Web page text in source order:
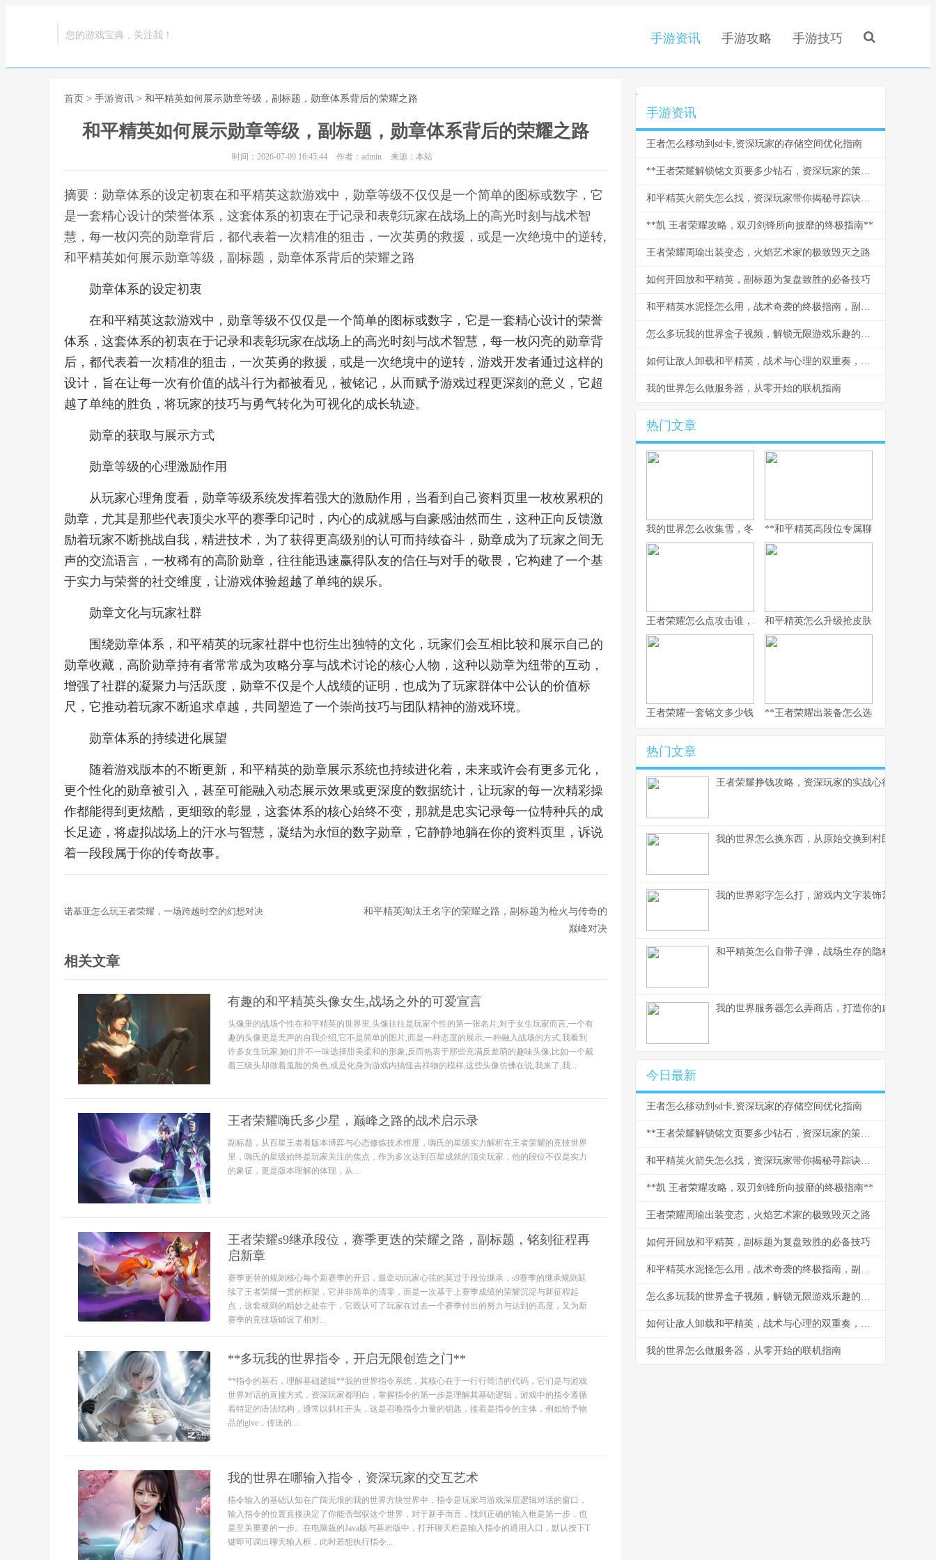
您的游戏宝典，关注我！ 手游资讯 手游攻略 手游技巧
首页 > 手游资讯 > 和平精英如何展示勋章等级，副标题，勋章体系背后的荣耀之路
和平精英如何展示勋章等级，副标题，勋章体系背后的荣耀之路
时间：2026-07-09 16:45:44 作者：admin 来源：本站
摘要：勋章体系的设定初衷在和平精英这款游戏中，勋章等级不仅仅是一个简单的图标或数字，它
是一套精心设计的荣誉体系，这套体系的初衷在于记录和表彰玩家在战场上的高光时刻与战术智
慧，每一枚闪亮的勋章背后，都代表着一次精准的狙击，一次英勇的救援，或是一次绝境中的逆转,
和平精英如何展示勋章等级，副标题，勋章体系背后的荣耀之路
勋章体系的设定初衷
在和平精英这款游戏中，勋章等级不仅仅是一个简单的图标或数字，它是一套精心设计的荣誉
体系，这套体系的初衷在于记录和表彰玩家在战场上的高光时刻与战术智慧，每一枚闪亮的勋章背
后，都代表着一次精准的狙击，一次英勇的救援，或是一次绝境中的逆转，游戏开发者通过这样的
设计，旨在让每一次有价值的战斗行为都被看见，被铭记，从而赋予游戏过程更深刻的意义，它超
越了单纯的胜负，将玩家的技巧与勇气转化为可视化的成长轨迹。
勋章的获取与展示方式
勋章等级的心理激励作用
从玩家心理角度看，勋章等级系统发挥着强大的激励作用，当看到自己资料页里一枚枚累积的
勋章，尤其是那些代表顶尖水平的赛季印记时，内心的成就感与自豪感油然而生，这种正向反馈激
励着玩家不断挑战自我，精进技术，为了获得更高级别的认可而持续奋斗，勋章成为了玩家之间无
声的交流语言，一枚稀有的高阶勋章，往往能迅速赢得队友的信任与对手的敬畏，它构建了一个基
于实力与荣誉的社交维度，让游戏体验超越了单纯的娱乐。
勋章文化与玩家社群
围绕勋章体系，和平精英的玩家社群中也衍生出独特的文化，玩家们会互相比较和展示自己的
勋章收藏，高阶勋章持有者常常成为攻略分享与战术讨论的核心人物，这种以勋章为纽带的互动，
增强了社群的凝聚力与活跃度，勋章不仅是个人战绩的证明，也成为了玩家群体中公认的价值标
尺，它推动着玩家不断追求卓越，共同塑造了一个崇尚技巧与团队精神的游戏环境。
勋章体系的持续进化展望
随着游戏版本的不断更新，和平精英的勋章展示系统也持续进化着，未来或许会有更多元化，
更个性化的勋章被引入，甚至可能融入动态展示效果或更深度的数据统计，让玩家的每一次精彩操
作都能得到更炫酷，更细致的彰显，这套体系的核心始终不变，那就是忠实记录每一位特种兵的成
长足迹，将虚拟战场上的汗水与智慧，凝结为永恒的数字勋章，它静静地躺在你的资料页里，诉说
着一段段属于你的传奇故事。
诺基亚怎么玩王者荣耀，一场跨越时空的幻想对决
和平精英淘汰王名字的荣耀之路，副标题为枪火与传奇的
巅峰对决
相关文章
有趣的和平精英头像女生,战场之外的可爱宣言
头像里的战场个性在和平精英的世界里,头像往往是玩家个性的第一张名片,对于女生玩家而言,一个有
趣的头像更是无声的自我介绍,它不是简单的图片,而是一种态度的展示,一种融入战场的方式,我看到
许多女生玩家,她们并不一味选择甜美柔和的形象,反而热衷于那些充满反差萌的趣味头像,比如一个戴
着三级头却做着鬼脸的角色,或是化身为游戏内搞怪吉祥物的模样,这些头像仿佛在说,我来了,我...
王者荣耀嗨氏多少星，巅峰之路的战术启示录
副标题，从百星王者看版本博弈与心态修炼技术维度，嗨氏的星级实力解析在王者荣耀的竞技世界
里，嗨氏的星级始终是玩家关注的焦点，作为多次达到百星成就的顶尖玩家，他的段位不仅是实力
的象征，更是版本理解的体现，从...
王者荣耀s9继承段位，赛季更迭的荣耀之路，副标题，铭刻征程再
启新章
赛季更替的规则核心每个新赛季的开启，最牵动玩家心弦的莫过于段位继承，s9赛季的继承规则延
续了王者荣耀一贯的框架，它并非简单的清零，而是一次基于上赛季成绩的荣耀沉淀与新征程起
点，这套规则的精妙之处在于，它既认可了玩家在过去一个赛季付出的努力与达到的高度，又为新
赛季的竞技场铺设了相对...
**多玩我的世界指令，开启无限创造之门**
**指令的基石，理解基础逻辑**我的世界指令系统，其核心在于一行行简洁的代码，它们是与游戏
世界对话的直接方式，资深玩家都明白，掌握指令的第一步是理解其基础逻辑，游戏中的指令遵循
着特定的语法结构，通常以斜杠开头，这是召唤指令力量的钥匙，接着是指令的主体，例如给予物
品的give，传送的...
我的世界在哪输入指令，资深玩家的交互艺术
指令输入的基础认知在广阔无垠的我的世界方块世界中，指令是玩家与游戏深层逻辑对话的窗口，
输入指令的位置直接决定了你能否驾驭这个世界，对于新手而言，找到正确的输入框是第一步，也
是至关重要的一步。在电脑版的Java版与基岩版中，打开聊天栏是输入指令的通用入口，默认按下T
键即可调出聊天输入框，此时若想执行指令...
.
手游资讯
王者怎么移动到sd卡,资深玩家的存储空间优化指南
**王者荣耀解锁铭文页要多少钻石，资深玩家的策略与情怀**
和平精英火箭失怎么找，资深玩家带你揭秘寻踪诀窍副标题
**凯 王者荣耀攻略，双刃剑锋所向披靡的终极指南**
王者荣耀周瑜出装变态，火焰艺术家的极致毁灭之路
如何开回放和平精英，副标题为复盘致胜的必备技巧
和平精英水泥怪怎么用，战术奇袭的终极指南，副标题，水泥丛林中的隐形杀手
怎么多玩我的世界盒子视频，解锁无限游戏乐趣的钥匙
如何让敌人卸载和平精英，战术与心理的双重奏，副标题，一场没有硝烟的战争
我的世界怎么做服务器，从零开始的联机指南
热门文章
我的世界怎么收集雪，冬日生存的艺术**和平精英高段位专属聊天：无声战场
王者荣耀怎么点攻击谁，精准操作背后的博弈艺术，副标题，从本
和平精英怎么升级抢皮肤，高效进阶全
王者荣耀一套铭文多少钱，副标题：老玩家的精打细算与情怀回响
**王者荣耀出装备怎么选，资深玩家的
热门文章
王者荣耀挣钱攻略，资深玩家的实战心得分享
我的世界怎么换东西，从原始交换到村民交易全解
我的世界彩字怎么打，游戏内文字装饰艺术指南
和平精英怎么自带子弹，战场生存的隐秘法则
我的世界服务器怎么弄商店，打造你的虚拟商业帝
今日最新
王者怎么移动到sd卡,资深玩家的存储空间优化指南
**王者荣耀解锁铭文页要多少钻石，资深玩家的策略与情怀**
和平精英火箭失怎么找，资深玩家带你揭秘寻踪诀窍副标题
**凯 王者荣耀攻略，双刃剑锋所向披靡的终极指南**
王者荣耀周瑜出装变态，火焰艺术家的极致毁灭之路
如何开回放和平精英，副标题为复盘致胜的必备技巧
和平精英水泥怪怎么用，战术奇袭的终极指南，副标题，水泥丛林中的隐形杀手
怎么多玩我的世界盒子视频，解锁无限游戏乐趣的钥匙
如何让敌人卸载和平精英，战术与心理的双重奏，副标题，一场没有硝烟的战争
我的世界怎么做服务器，从零开始的联机指南